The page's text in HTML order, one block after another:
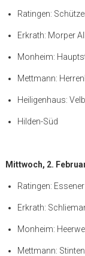
Ratingen:
Erkrath: Morper
Monheim:
Mettmann:
Heiligenhaus:
Hilden-Süd
Mittwoch, 2.
Ratingen:
Erkrath:
Monheim:
Mettmann: